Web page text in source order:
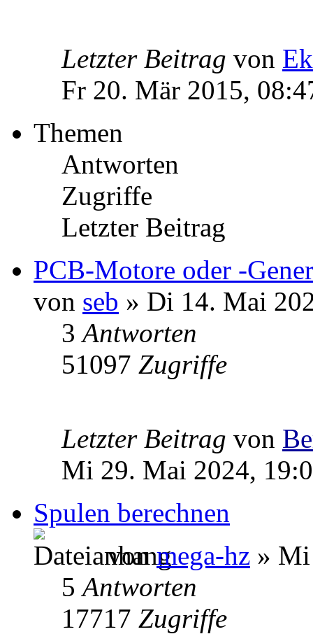
Letzter Beitrag von
Fr 20. Mär 2015,
Themen
Antworten
Zugriffe
Letzter Beitrag
PCB-Motore oder -
von seb » Di 14. Mai
3Antworten
51097 Zugriffe
Letzter Beitrag von
Mi 29. Mai 2024,
Spulen berechnen
vonmega-hz » Mi
5Antworten
17717 Zugriffe